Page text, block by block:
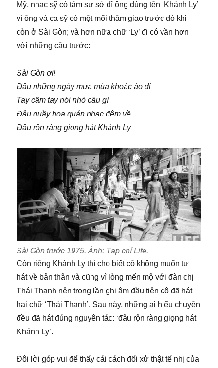
Mỹ, nhạc sỹ có tâm sự sở dĩ ông dùng tên ‘Khánh Ly’
vì ông và ca sỹ có một mối thâm giao trước đó khi
còn ở Sài Gòn; và hơn nữa chữ ‘Ly’ đi có vần hơn
với những câu trước:
Sài Gòn ơi!
Đâu những ngày mưa mùa khoác áo đi
Tay cầm tay nói nhỏ câu gì
Đâu quầy hoa quán nhạc đêm về
Đâu rộn ràng giọng hát Khánh Ly
Sài Gòn trước 1975. Ảnh: Tạp chí Life.
Còn riêng Khánh Ly thì cho biết cô không muốn tự
hát về bản thân và cũng vì lòng mến mộ với đàn chị
Thái Thanh nên trong lần ghi âm đầu tiên cô đã hát
hai chữ ‘Thái Thanh’. Sau này, những ai hiểu chuyện
đều đã hát đúng nguyên tác: ‘đâu rộn ràng giọng hát
Khánh Ly’.
Đôi lời góp vui để thấy cái cách đối xử thật tế nhị của